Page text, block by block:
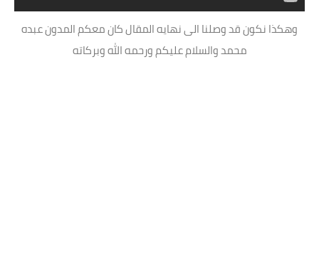
وهكذا نكون قد وصلنا الى نهايه المقال كان معكم المدون عبده
محمد والسلام عليكم ورحمه الله وبركاته